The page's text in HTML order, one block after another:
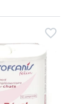
se
à l'aide
gueule.